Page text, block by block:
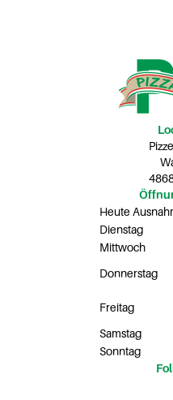
Heute
Dienstag
Mittwoch
Donnerstag
Freitag
Samstag
Sonntag